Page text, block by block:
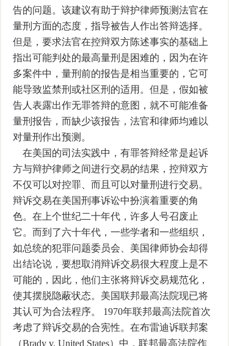
告的问题。该建议有助于辩护律师预测法官在
量刑方面的态度，指导被告人作出答辩选择。
但是，要求法官在控辩双方陈述事实的基础上
指出可能判处的最高量刑是困难的，因为在许
多案件中，量刑前的报告是相当重要的，它可
能导致监禁刑或社区刑的适用。但是，假如被
告人表露出作无罪答辩的意图，就不可能准备
量刑报告，而缺少该报告，法官和律师均难以
对量刑作出预测。
在美国的司法实践中，有罪答辩经常是起诉
方与辩护律师之间进行交易的结果，控辩双方
不仅可以对控罪、而且可以对量刑进行交易。
辩诉交易在美国刑事诉讼中扮演着重要的角
色。在上个世纪二十年代，许多人号召废止
它。而到了六十年代，一些学者和一些组织，
如总统的犯罪问题委员会、美国律师协会却得
出结论说，要想取消辩诉交易很大程度上是不
可能的，因此，他们主张将辩诉交易规范化，
使其摆脱隐蔽状态。美国联邦最高法院现已将
其认可为合法程序。 1970年联邦最高法院首次
考虑了辩诉交易的合宪性。在布雷迪诉联邦案
（Brady v. United States）中，联邦最高法院作